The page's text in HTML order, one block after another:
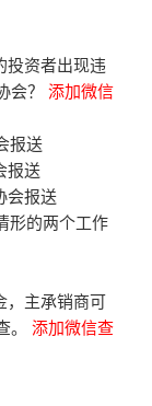
投资者出现违
会？添加微信
报送
报送
会报送
形的两个工作
，主承销商可
。添加微信查